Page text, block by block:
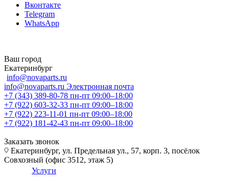
Вконтакте
Telegram
WhatsApp
Ваш город
Екатеринбург
info@novaparts.ru
info@novaparts.ru Электронная почта
+7 (343) 389-80-78 пн-пт 09:00–18:00
+7 (922) 603-32-33 пн-пт 09:00–18:00
+7 (922) 223-11-01 пн-пт 09:00–18:00
+7 (922) 181-42-43 пн-пт 09:00–18:00
Заказать звонок
Екатеринбург, ул. Предельная ул., 57, корп. 3, посёлок
Совхозный (офис 3512, этаж 5)
Услуги